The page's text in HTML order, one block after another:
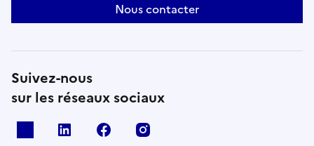
Nous contacter
Suivez-nous
sur les réseaux sociaux
Linkedin Facebook